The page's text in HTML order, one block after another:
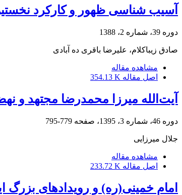
آسیب شناسی ظهور و کارکرد
دوره 39، شماره 2، 1388
صادق زیباکلام، علیرضا باقری ده آبادی
مشاهده مقاله
اصل مقاله 354.13 K
آیت‌الله میرزا محمدرضا مجتهد
دوره 46، شماره 3، 1395، صفحه 779-795
جلال میرزایی
مشاهده مقاله
اصل مقاله 233.72 K
امام خمینی(ره) و رویدادهای بزرگ